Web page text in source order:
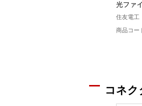
光ファ
住友電工
商品コー
コネク